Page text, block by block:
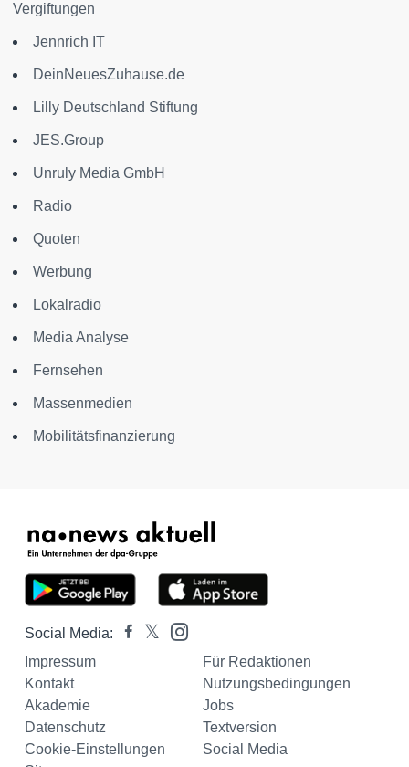
Vergiftungen
Jennrich IT
DeinNeuesZuhause.de
Lilly Deutschland Stiftung
JES.Group
Unruly Media GmbH
Radio
Quoten
Werbung
Lokalradio
Media Analyse
Fernsehen
Massenmedien
Mobilitätsfinanzierung
Social Media:
Impressum
Für Redaktionen
Kontakt
Nutzungsbedingungen
Akademie
Jobs
Datenschutz
Textversion
Cookie-Einstellungen
Social Media